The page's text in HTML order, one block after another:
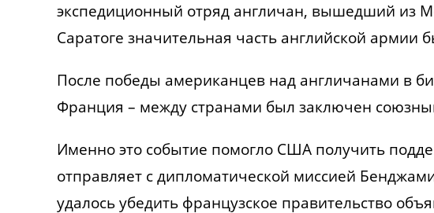
экспедиционный отряд англичан, вышедший из
Саратоге значительная часть английской армии
После победы американцев над англичанами в
Франция – между странами был заключен
Именно это событие помогло США получить
отправляет с дипломатической миссией
удалось убедить французское правительство